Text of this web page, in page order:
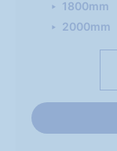
1800mm
2000mm